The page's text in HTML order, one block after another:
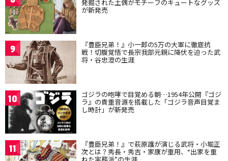
発掘された土偶がモチーフのキュートなグッズ
が新発売
9 『豊臣兄弟！』小一郎の5万の大軍に徹底抗
戦！切腹覚悟で長宗我部元親に降伏を迫った武
将・谷忠澄の生涯
10 ゴジラの咆哮で目覚める朝…1954年公開『ゴジ
ラ』の貴重音源を搭載した「ゴジラ音声目覚ま
し時計」が新発売
11 『豊臣兄弟！』で萩原護が演じる武将・小堀正
次とは？秀長・秀吉・家康が重用、“出家を重